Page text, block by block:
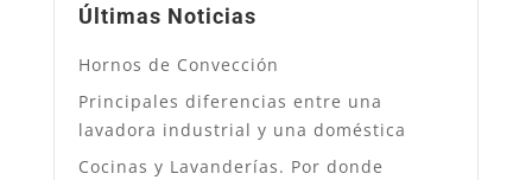
Últimas Noticias
Hornos de Convección
Principales diferencias entre una
lavadora industrial y una doméstica
Cocinas y Lavanderías. Por donde